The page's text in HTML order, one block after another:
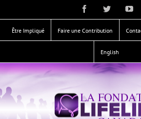
FacebookTwitter
Être Impliqué Faire une Contribution
English